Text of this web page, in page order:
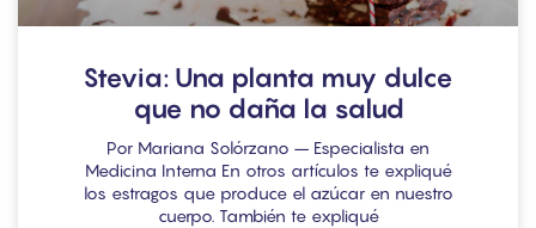
Stevia: Una planta muy dulce
que no daña la salud
Por Mariana Solórzano – Especialista en
Medicina Interna En otros artículos te expliqué
los estragos que produce el azúcar en nuestro
cuerpo. También te expliqué